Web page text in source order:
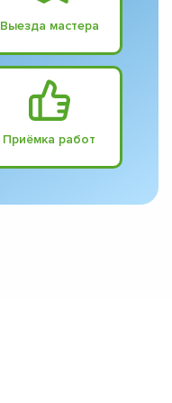
Выезда мастера
Приёмка работ